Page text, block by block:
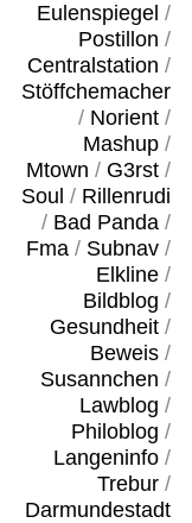
Eulenspiegel /
Postillon /
Centralstation /
Stöffchemacher
/ Norient/
Mashup/
Mtown / G3rst/
Soul / Rillenrudi
/ Bad Panda/
Fma/ Subnav/
Elkline/
Bildblog /
Gesundheit/
Beweis/
Susannchen /
Lawblog /
Philoblog /
Langeninfo/
Trebur/
Darmundestadt